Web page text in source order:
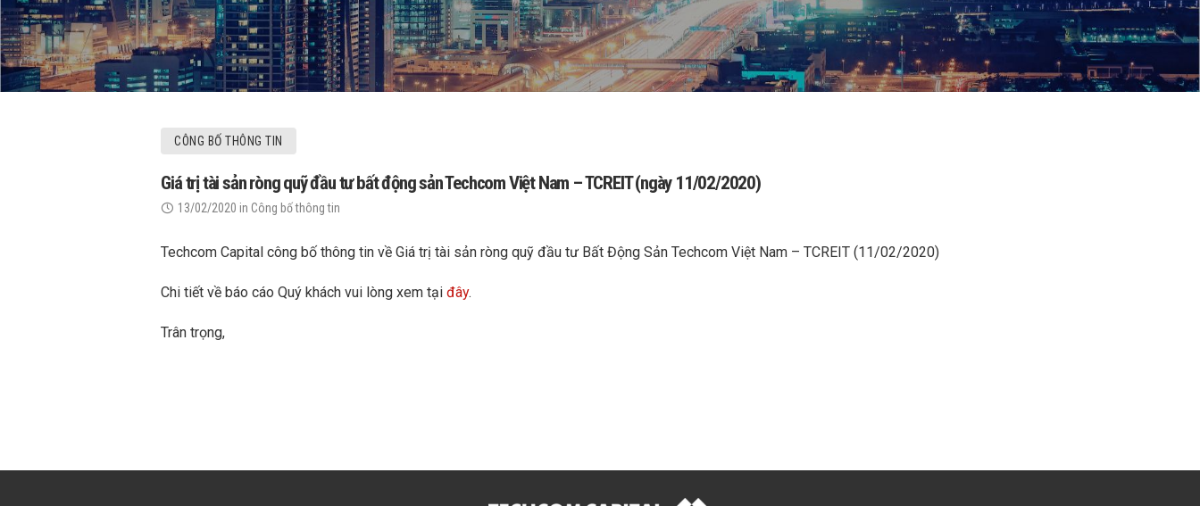
CÔNG BỐ THÔNG TIN
Giá trị tài sản ròng quỹ đầu tư bất động sản Techcom Việt Nam – TCREIT (ngày 11/02/2020)
13/02/2020 in Công bố thông tin
Techcom Capital công bố thông tin về Giá trị tài sản ròng quỹ đầu tư Bất Động Sản Techcom Việt Nam – TCREIT (11/02/2020)
Chi tiết về báo cáo Quý khách vui lòng xem tạiđây.
Trân trọng,